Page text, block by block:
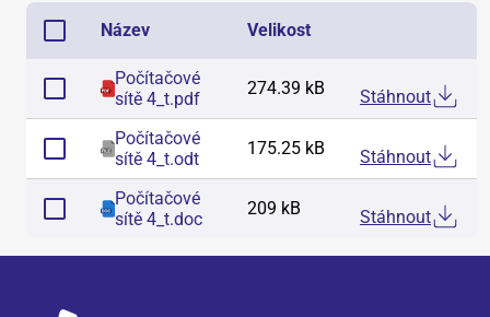
Název Velikost
Počítačové
sítě 4_t.pdf
274.39 kB Stáhnout
Počítačové
sítě 4_t.odt
175.25 kB Stáhnout
Počítačové
sítě 4_t.doc
209 kB Stáhnout